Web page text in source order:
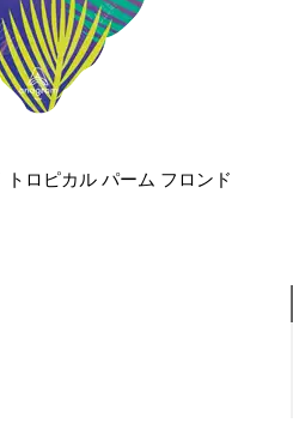
ロピカル パーム フロンド